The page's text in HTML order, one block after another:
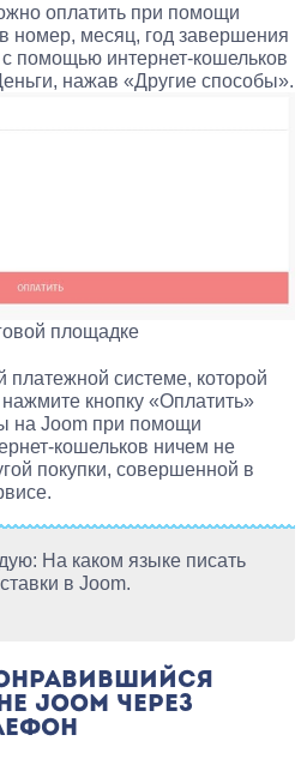
оплатить при помощи
номер, месяц, год завершения
помощью интернет-кошельков
нажав «Другие способы».
площадке
платежной системе, которой
кнопку «Оплатить»
на Joom при помощи
кошельков ничем не
покупки, совершенной в
На каком языке писать
в Joom.
JOOM ЧЕРЕЗ